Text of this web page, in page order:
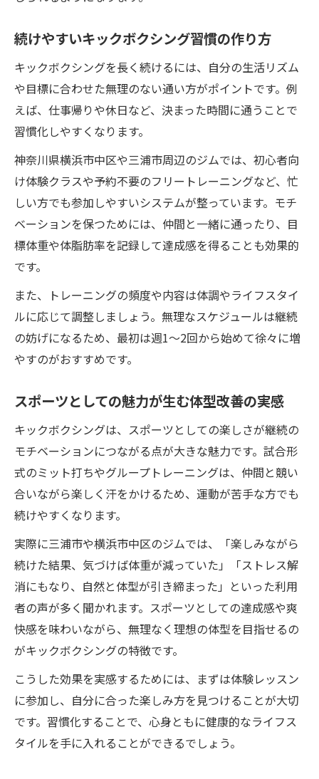
続けやすいキックボクシング習慣の作り方
キックボクシングを長く続けるには、自分の生活リズム
や目標に合わせた無理のない通い方がポイントです。例
えば、仕事帰りや休日など、決まった時間に通うことで
習慣化しやすくなります。
神奈川県横浜市中区や三浦市周辺のジムでは、初心者向
け体験クラスや予約不要のフリートレーニングなど、忙
しい方でも参加しやすいシステムが整っています。モチ
ベーションを保つためには、仲間と一緒に通ったり、目
標体重や体脂肪率を記録して達成感を得ることも効果的
です。
また、トレーニングの頻度や内容は体調やライフスタイ
ルに応じて調整しましょう。無理なスケジュールは継続
の妨げになるため、最初は週1〜2回から始めて徐々に増
やすのがおすすめです。
スポーツとしての魅力が生む体型改善の実感
キックボクシングは、スポーツとしての楽しさが継続の
モチベーションにつながる点が大きな魅力です。試合形
式のミット打ちやグループトレーニングは、仲間と競い
合いながら楽しく汗をかけるため、運動が苦手な方でも
続けやすくなります。
実際に三浦市や横浜市中区のジムでは、「楽しみながら
続けた結果、気づけば体重が減っていた」「ストレス解
消にもなり、自然と体型が引き締まった」といった利用
者の声が多く聞かれます。スポーツとしての達成感や爽
快感を味わいながら、無理なく理想の体型を目指せるの
がキックボクシングの特徴です。
こうした効果を実感するためには、まずは体験レッスン
に参加し、自分に合った楽しみ方を見つけることが大切
です。習慣化することで、心身ともに健康的なライフス
タイルを手に入れることができるでしょう。